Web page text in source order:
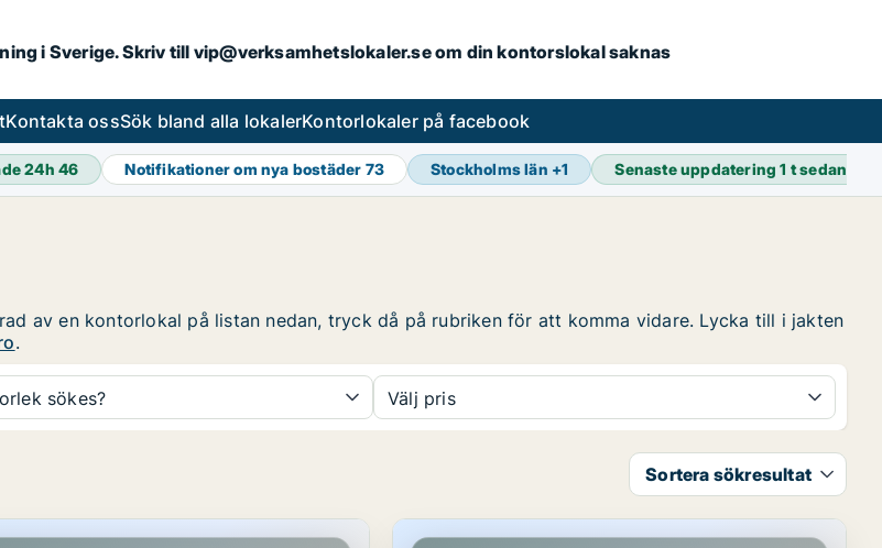
i Sverige. Skriv till vip@verksamhetslokaler.se om din kontorslokal saknas
Kontakta ossSök bland alla lokalerKontorlokaler på facebook
24h46 Notifikationer om nya bostäder 73 Stockholms län +1 Senaste uppdatering1 t sedan
av en kontorlokal på listan nedan, tryck då på rubriken för att komma vidare. Lycka till i jakten
.
sökes? Välj pris
Sortera sökresultat
Kontor i Örebro